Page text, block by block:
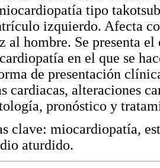
tipo
izquierdo. Afecta
al hombre. Se presenta
en el que se
de presentación
cardiacas, alteraciones
pronóstico y
clave: miocardiopatía,
aturdido.